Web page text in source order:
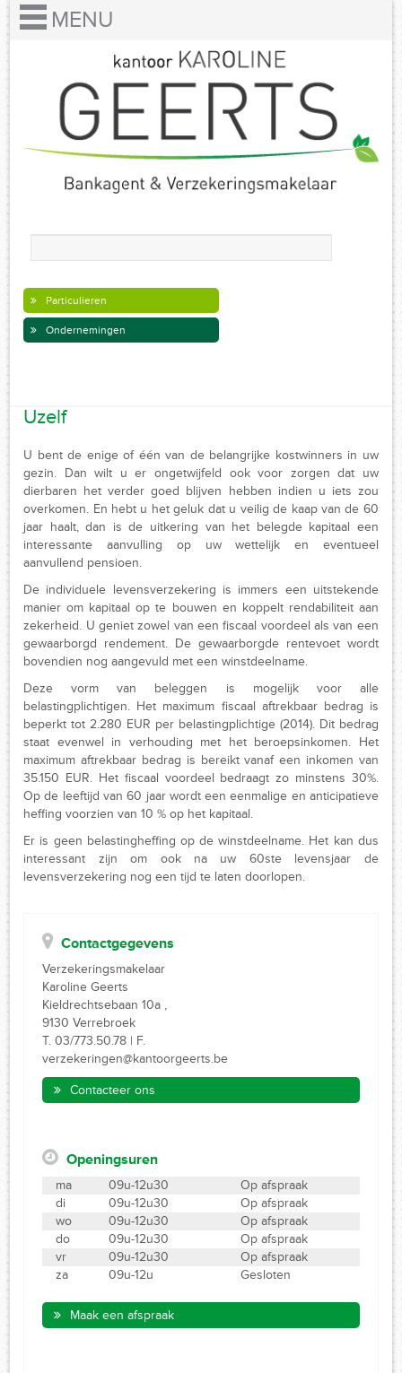
Particulieren
Ondernemingen
Uzelf
U bent de enige of één van de belangrijke kostwinners in uw
gezin. Dan wilt u er ongetwijfeld ook voor zorgen dat uw
dierbaren het verder goed blijven hebben indien u iets zou
overkomen. En hebt u het geluk dat u veilig de kaap van de 60
jaar haalt, dan is de uitkering van het belegde kapitaal een
interessante aanvulling op uw wettelijk en eventueel
aanvullend pensioen.
De individuele levensverzekering is immers een uitstekende
manier om kapitaal op te bouwen en koppelt rendabiliteit aan
zekerheid. U geniet zowel van een fiscaal voordeel als van een
gewaarborgd rendement. De gewaarborgde rentevoet wordt
bovendien nog aangevuld met een winstdeelname.
Deze vorm van beleggen is mogelijk voor alle
belastingplichtigen. Het maximum fiscaal aftrekbaar bedrag is
beperkt tot 2.280 EUR per belastingplichtige (2014). Dit bedrag
staat evenwel in verhouding met het beroepsinkomen. Het
maximum aftrekbaar bedrag is bereikt vanaf een inkomen van
35.150 EUR. Het fiscaal voordeel bedraagt zo minstens 30%.
Op de leeftijd van 60 jaar wordt een eenmalige en anticipatieve
heffing voorzien van 10 % op het kapitaal.
Er is geen belastingheffing op de winstdeelname. Het kan dus
interessant zijn om ook na uw 60ste levensjaar de
levensverzekering nog een tijd te laten doorlopen.
Contactgegevens
Verzekeringsmakelaar
Karoline Geerts
Kieldrechtsebaan 10a ,
9130 Verrebroek
T. 03/773.50.78 | F.
verzekeringen@kantoorgeerts.be
Contacteer ons
Openingsuren
ma 09u-12u30
Op afspraak
di
09u-12u30
Op afspraak
wo
09u-12u30
Op afspraak
do
09u-12u30
Op afspraak
vr
09u-12u30
Op afspraak
za
09u-12u Gesloten
Maak een afspraak